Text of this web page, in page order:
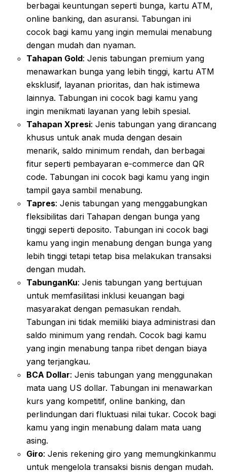
berbagai keuntungan seperti bunga, kartu ATM,
online banking, dan asuransi. Tabungan ini
cocok bagi kamu yang ingin memulai menabung
dengan mudah dan nyaman.
Tahapan Gold: Jenis tabungan premium yang
menawarkan bunga yang lebih tinggi, kartu ATM
eksklusif, layanan prioritas, dan hak istimewa
lainnya. Tabungan ini cocok bagi kamu yang
ingin menikmati layanan yang lebih spesial.
Tahapan Xpresi: Jenis tabungan yang dirancang
khusus untuk anak muda dengan desain
menarik, saldo minimum rendah, dan berbagai
fitur seperti pembayaran e-commerce dan QR
code. Tabungan ini cocok bagi kamu yang ingin
tampil gaya sambil menabung.
Tapres: Jenis tabungan yang menggabungkan
fleksibilitas dari Tahapan dengan bunga yang
tinggi seperti deposito. Tabungan ini cocok bagi
kamu yang ingin menabung dengan bunga yang
lebih tinggi tetapi tetap bisa melakukan transaksi
dengan mudah.
TabunganKu: Jenis tabungan yang bertujuan
untuk memfasilitasi inklusi keuangan bagi
masyarakat dengan pemasukan rendah.
Tabungan ini tidak memiliki biaya administrasi dan
saldo minimum yang rendah. Cocok bagi kamu
yang ingin menabung tanpa ribet dengan biaya
yang terjangkau.
BCA Dollar: Jenis tabungan yang menggunakan
mata uang US dollar. Tabungan ini menawarkan
kurs yang kompetitif, online banking, dan
perlindungan dari fluktuasi nilai tukar. Cocok bagi
kamu yang ingin menabung dalam mata uang
asing.
Giro: Jenis rekening giro yang memungkinkanmu
untuk mengelola transaksi bisnis dengan mudah.